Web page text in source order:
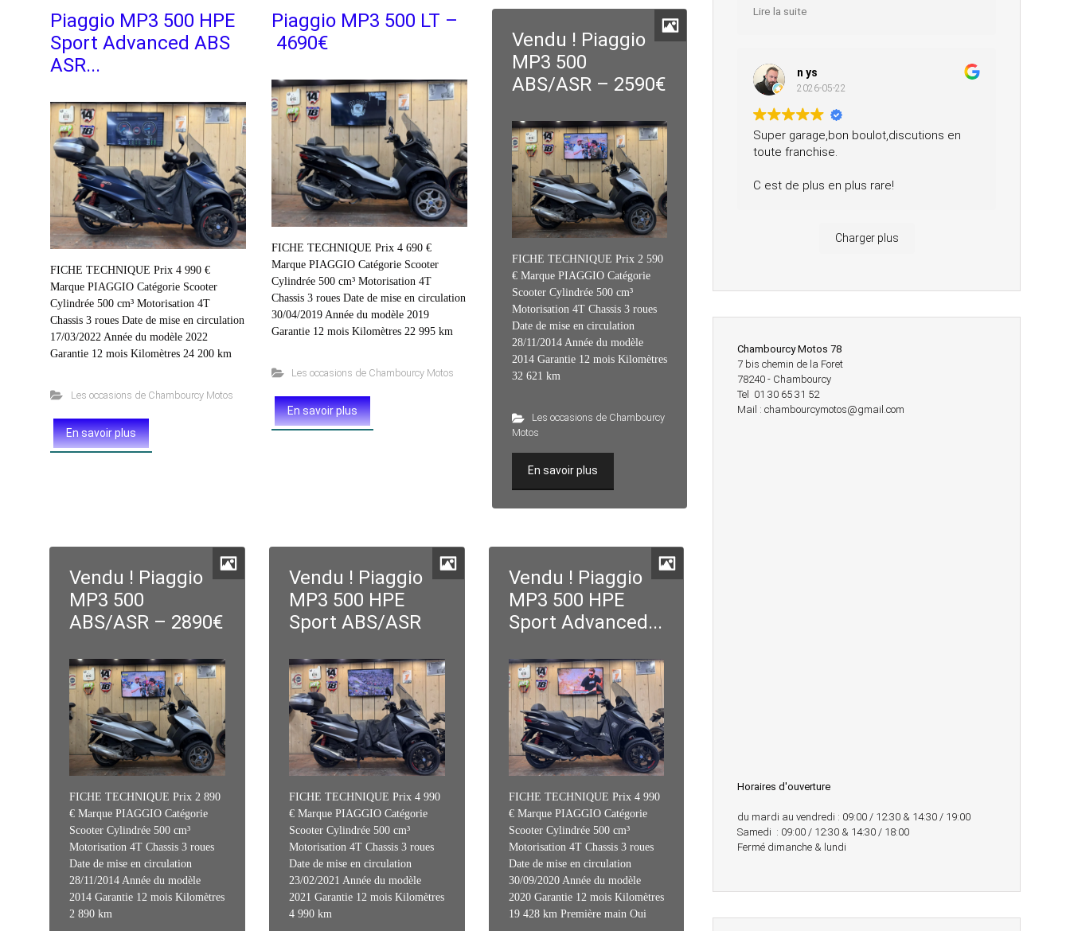
Piaggio MP3 500 HPE
Sport Advanced ABS
ASR...
FICHE TECHNIQUE Prix 4 990 €
Marque PIAGGIO Catégorie Scooter
Cylindrée 500 cm³ Motorisation 4T
Chassis 3 roues Date de mise en circulation
17/03/2022 Année du modèle 2022
Garantie 12 mois Kilomètres 24 200 km
Les occasions de Chambourcy Motos
En savoir plus
Piaggio MP3 500 LT –
4690€
FICHE TECHNIQUE Prix 4 690 €
Marque PIAGGIO Catégorie Scooter
Cylindrée 500 cm³ Motorisation 4T
Chassis 3 roues Date de mise en circulation
30/04/2019 Année du modèle 2019
Garantie 12 mois Kilomètres 22 995 km
Les occasions de Chambourcy Motos
En savoir plus
Vendu ! Piaggio
MP3 500
ABS/ASR – 2590€
FICHE TECHNIQUE Prix 2 590
€ Marque PIAGGIO Catégorie
Scooter Cylindrée 500 cm³
Motorisation 4T Chassis 3 roues
Date de mise en circulation
28/11/2014 Année du modèle
2014 Garantie 12 mois Kilomètres
32 621 km
Les occasions de Chambourcy
Motos
En savoir plus
Vendu ! Piaggio
MP3 500
ABS/ASR – 2890€
FICHE TECHNIQUE Prix 2 890
€ Marque PIAGGIO Catégorie
Scooter Cylindrée 500 cm³
Motorisation 4T Chassis 3 roues
Date de mise en circulation
28/11/2014 Année du modèle
2014 Garantie 12 mois Kilomètres
2 890 km
Vendu ! Piaggio
MP3 500 HPE
Sport ABS/ASR
FICHE TECHNIQUE Prix 4 990
€ Marque PIAGGIO Catégorie
Scooter Cylindrée 500 cm³
Motorisation 4T Chassis 3 roues
Date de mise en circulation
23/02/2021 Année du modèle
2021 Garantie 12 mois Kilomètres
4 990 km
Vendu ! Piaggio
MP3 500 HPE
Sport Advanced...
FICHE TECHNIQUE Prix 4 990
€ Marque PIAGGIO Catégorie
Scooter Cylindrée 500 cm³
Motorisation 4T Chassis 3 roues
Date de mise en circulation
30/09/2020 Année du modèle
2020 Garantie 12 mois Kilomètres
19 428 km Première main Oui
Ensuite, ils m’ont prêté une moto pendant
%.
Lire la suite
n ys
2026-05-22
Super garage,bon boulot,discutions en
toute franchise.
C est de plus en plus rare!
Charger plus
Chambourcy Motos 78
7 bis chemin de la Foret
78240 - Chambourcy
Tel 01 30 65 31 52
Mail : chambourcymotos@gmail.com
Horaires d'ouverture
du mardi au vendredi : 09:00 / 12:30 & 14:30 / 19:00
Samedi : 09:00 / 12:30 & 14:30 / 18:00
Fermé dimanche & lundi